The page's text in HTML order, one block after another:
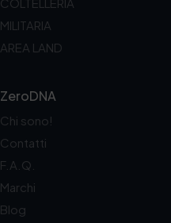
MILITARIA
AREA LAND
ZeroDNA
Chi sono!
Contatti
F.A.Q.
Marchi
Blog